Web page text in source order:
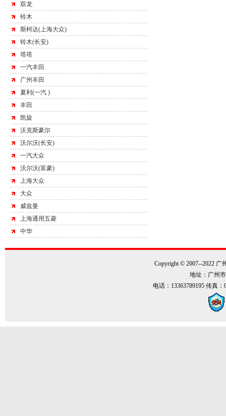
双龙
铃木
斯柯达(上海大众)
铃木(长安)
塔塔
一汽丰田
广州丰田
夏利(一汽 )
丰田
凯旋
沃克斯豪尔
沃尔沃(长安)
一汽大众
沃尔沃(富豪)
上海大众
大众
威兹曼
上海通用五菱
中华
Copyright © 2007--2022 广
地址：广州
电话：13363789195 传真：